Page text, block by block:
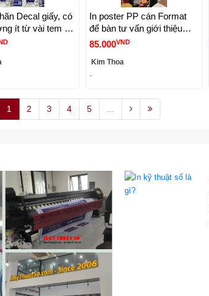
Decal giấy, có
ít từ vài tem -
In poster PP cán Format
để bàn tư vấn giới thiệu
dịch vụ tiệc cưới -
85.000VND
Kim Thoa
-
1 2 3 4 5 ...